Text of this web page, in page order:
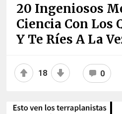
20 Ingeniosos
Ciencia Con Los
Y Te Ríes A La
18 0